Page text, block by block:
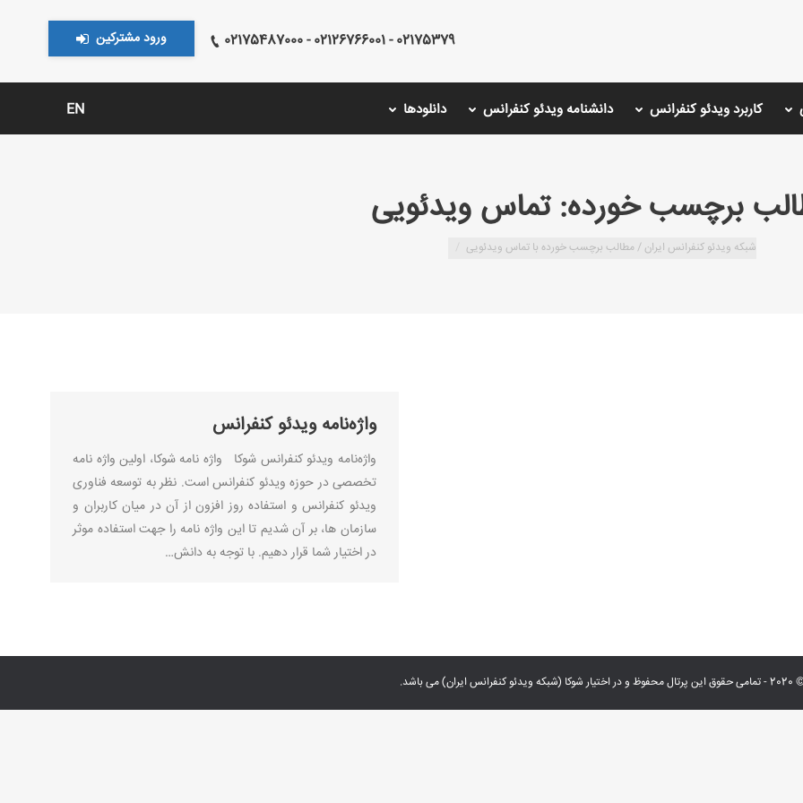
02175379 - 02126766001 - 02175487000 ورود مشترکین
کاربرد ویدئو کنفرانس دانشنامه ویدئو کنفرانس دانلودها EN
برچسب خورده:تماس ویدئویی
شبکه ویدئو کنفرانس ایران / مطالب برچسب خورده با تماس ویدئویی
واژه‌نامه ویدئو کنفرانس
واژه‌نامه ویدئو کنفرانس شوکا واژه نامه شوکا، اولین واژه نامه
تخصصی در حوزه ویدئو کنفرانس است. نظر به توسعه فناوری
ویدئو کنفرانس و استفاده روز افزون از آن در میان کاربران و
سازمان ها، بر آن شدیم تا این واژه نامه را جهت استفاده موثر
در اختیار شما قرار دهیم. با توجه به دانش…
شوکا (شبکه ویدئو کنفرانس ایران) می باشد.